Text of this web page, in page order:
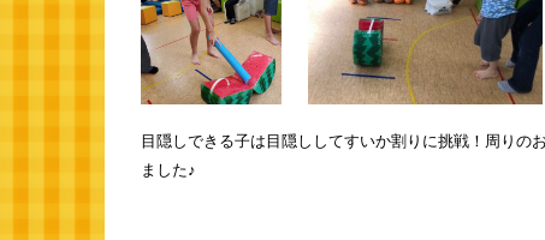
目隠しできる子は目隠ししてすいか割りに挑戦！周り
ました♪